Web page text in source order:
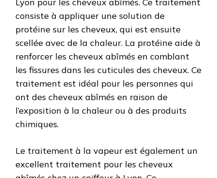
consiste à appliquer une solution de
protéine sur les cheveux, qui est ensuite
scellée avec de la chaleur. La protéine aide à
renforcer les cheveux abîmés en comblant
les fissures dans les cuticules des cheveux. Ce
traitement est idéal pour les personnes qui
ont des cheveux abîmés en raison de
l’exposition à la chaleur ou à des produits
chimiques.
Le traitement à la vapeur est également un
excellent traitement pour les cheveux